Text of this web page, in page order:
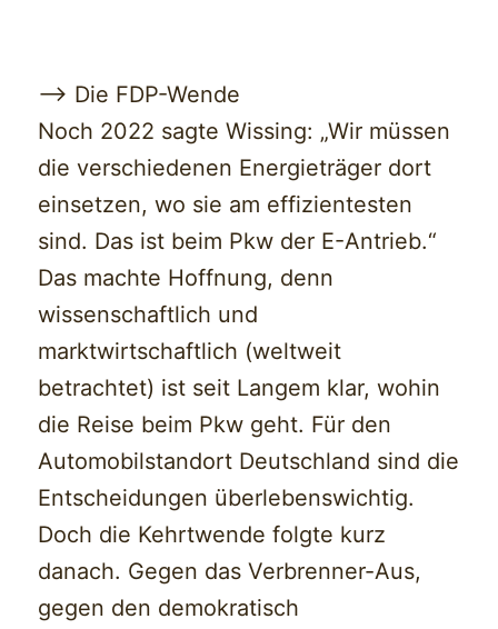
—> Die FDP-Wende
Noch 2022 sagte Wissing: „Wir müssen
die verschiedenen Energieträger dort
einsetzen, wo sie am effizientesten
sind. Das ist beim Pkw der E-Antrieb.“
Das machte Hoffnung, denn
wissenschaftlich und
marktwirtschaftlich (weltweit
betrachtet) ist seit Langem klar, wohin
die Reise beim Pkw geht. Für den
Automobilstandort Deutschland sind die
Entscheidungen überlebenswichtig.
Doch die Kehrtwende folgte kurz
danach. Gegen das Verbrenner-Aus,
gegen den demokratisch